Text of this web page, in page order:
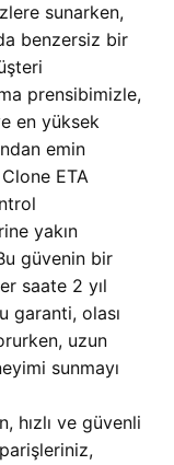
sunarken,
benzersiz bir
prensibimizle,
en yüksek
emin
ETA
yakın
güvenin bir
saate 2 yıl
garanti, olası
uzun
sunmayı
hızlı ve güvenli